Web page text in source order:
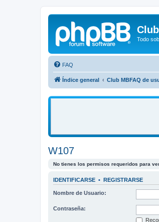
Todo
FAQ
Índice general Club MBFAQ de
W107
No tienes los permisos requeridos para
IDENTIFICARSE • REGISTRARSE
Nombre de Usuario:
Contraseña: